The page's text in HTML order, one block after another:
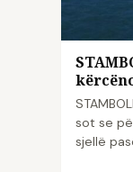
sot se
sjellë